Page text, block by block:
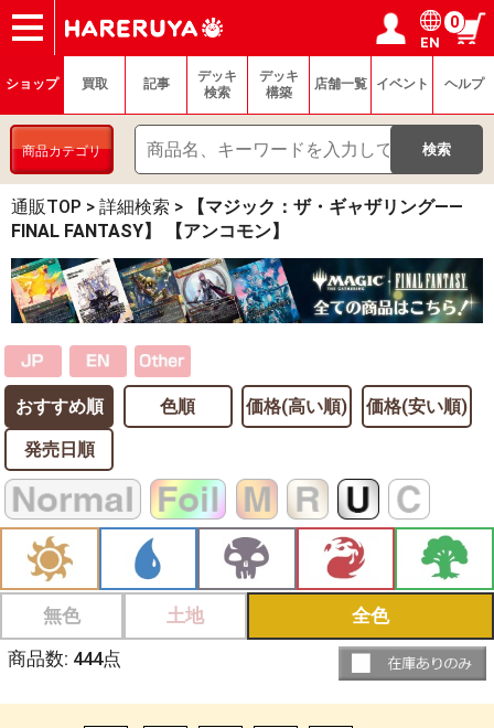
ショップ
買取
記事
デッキ検索
デッキ構築
選手一覧
店舗一覧
イベント
ヘルプ
お問い合わせ ログイン／会員登録
マイページ
EN
0
ショップ 買取 記事
デッキ
検索
デッキ
構築
店舗一覧 イベント ヘルプ
商品カテゴリ
通販TOP > 詳細検索 >
【マジック：ザ・ギャザリング——
FINAL FANTASY】 【アンコモン】
おすすめ順 色順 価格(高い順) 価格(安い順)
発売日順
無色 土地 全色
商品数: 444点